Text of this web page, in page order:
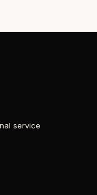
service